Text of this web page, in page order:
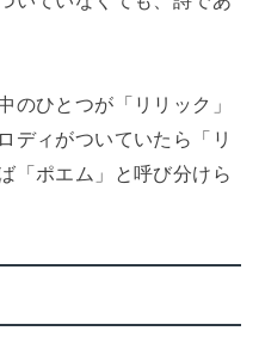
のひとつが「リリック」
ディがついていたら「リ
「ポエム」と呼び分けら